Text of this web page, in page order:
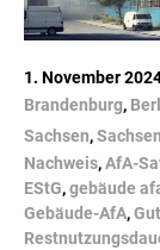
1. November
Brandenburg,
Sachsen,
Nachweis,AfA-
EStG,gebäude
Gebäude-AfA,